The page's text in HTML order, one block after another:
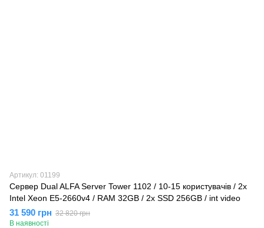
Артикул: 01199
Сервер Dual ALFA Server Tower 1102 / 10-15 кopиcтувaчів / 2х
Intel Xeon E5-2660v4 / RAM 32GB / 2x SSD 256GB / int video
31 590 грн 32 820 грн
В наявності